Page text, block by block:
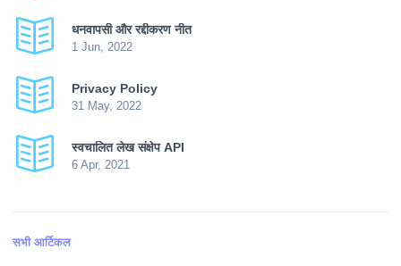
धनवापसी और रद्दीकरण नीत
1 Jun, 2022
Privacy Policy
31 May, 2022
स्वचालित लेख संक्षेप API
6 Apr, 2021
सभी आर्टिकल